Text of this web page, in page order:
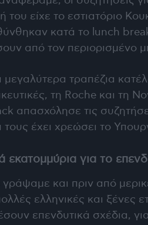
του είχε το εστιατόριο
κατά το lunch
από τον περιορισμένο
μεγαλύτερα τραπέζια
τη Roche και τη
απασχόλησε τις
τους έχει χρεώσει το
εκατομμύρια για το
γράψαμε και πριν από
ελληνικές και ξένες
επενδυτικά σχέδια,